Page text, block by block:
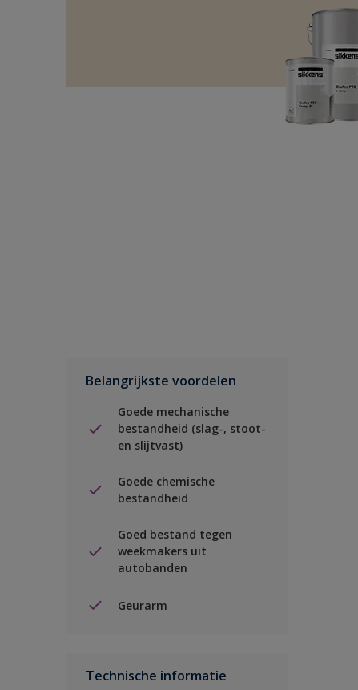
Belangrijkste voordelen
Goede mechanische
bestandheid (slag-, stoot-
en slijtvast)
Goede chemische
bestandheid
Goed bestand tegen
weekmakers uit
autobanden
Geurarm
Technische informatie